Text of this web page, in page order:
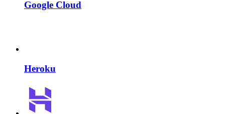
Google Cloud
Heroku